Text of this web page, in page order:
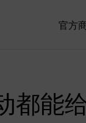
官方
都能